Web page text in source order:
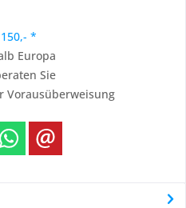
*
Europa
Sie
Vorausüberweisung